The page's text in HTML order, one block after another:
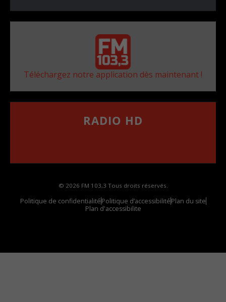
Téléchargez notre application dès maintenant !
RADIO HD
© 2026 FM 103,3 Tous droits réservés.
Politique de confidentialitéPolitique d’accessibilitéPlan du site
Plan d'accessibilite